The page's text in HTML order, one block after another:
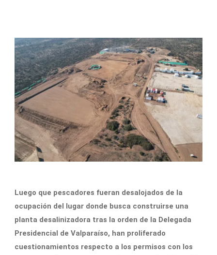
Luego que pescadores fueran desalojados de la
ocupación del lugar donde busca construirse una
planta desalinizadora tras la orden de la Delegada
Presidencial de Valparaíso, han proliferado
cuestionamientos respecto a los permisos con los